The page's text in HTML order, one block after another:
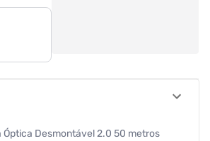
Óptica Desmontável 2.0 50 metros